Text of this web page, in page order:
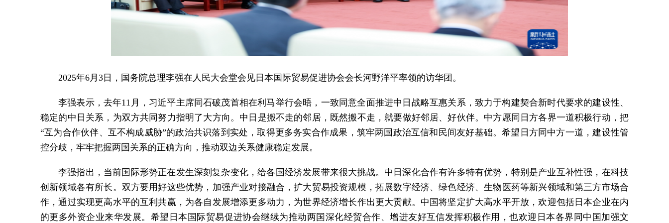
2025年6月3日，国务院总理李强在人民大会堂会见日本国际贸易促进协会会长河野洋平率领的访华团。
李强表示，去年11月，习近平主席同石破茂首相在利马举行会晤，一致同意全面推进中日战略互惠关系，致力于构建契合新时代要求的建设性、
稳定的中日关系，为双方共同努力指明了大方向。中日是搬不走的邻居，既然搬不走，就要做好邻居、好伙伴。中方愿同日方各界一道积极行动，把
“互为合作伙伴、互不构成威胁”的政治共识落到实处，取得更多务实合作成果，筑牢两国政治互信和民间友好基础。希望日方同中方一道，建设性管
控分歧，牢牢把握两国关系的正确方向，推动双边关系健康稳定发展。
李强指出，当前国际形势正在发生深刻复杂变化，给各国经济发展带来很大挑战。中日深化合作有许多特有优势，特别是产业互补性强，在科技
创新领域各有所长。双方要用好这些优势，加强产业对接融合，扩大贸易投资规模，拓展数字经济、绿色经济、生物医药等新兴领域和第三方市场合
作，通过实现更高水平的互利共赢，为各自发展增添更多动力，为世界经济增长作出更大贡献。中国将坚定扩大高水平开放，欢迎包括日本企业在内
的更多外资企业来华发展。希望日本国际贸易促进协会继续为推动两国深化经贸合作、增进友好互信发挥积极作用，也欢迎日本各界同中国加强文